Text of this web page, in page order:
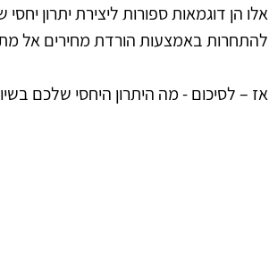
אלו הן דוגמאות ספורות ליצירת יתרון
להתחרות באמצעות הורדת מחירים אל
אז – לסיכום - מה היתרון היחסי שלכם